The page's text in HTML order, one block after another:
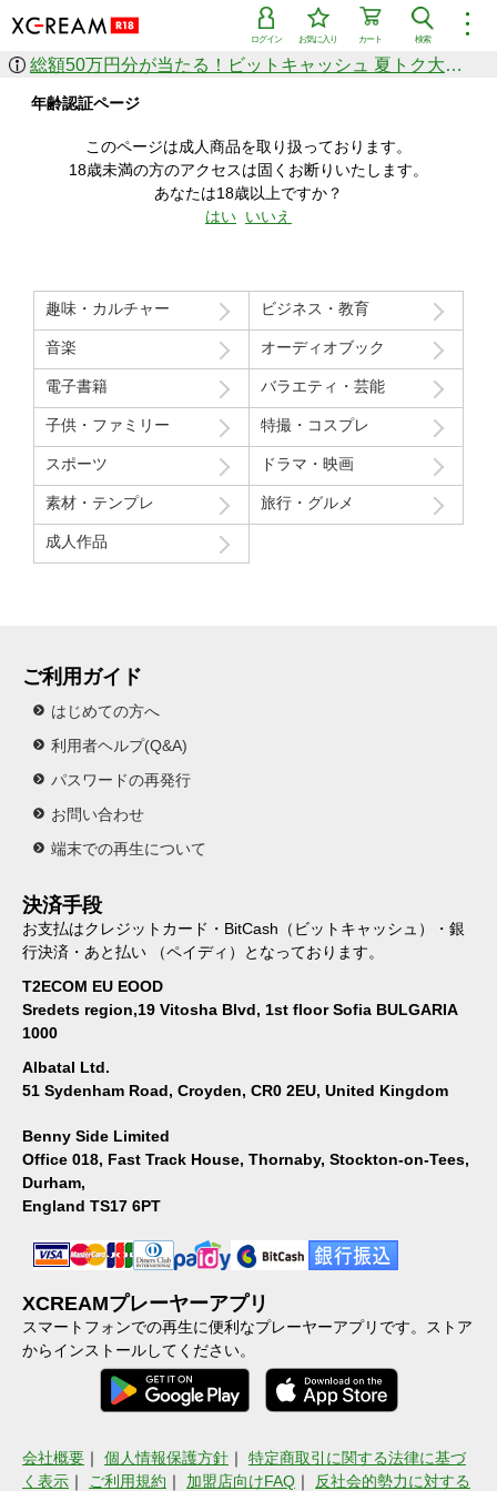
︙
検索
カート
お気に入り
ログイン
作品を探す
ジャンル
シリーズ
人気のセール中商品
新着セール中商品
すべての作品から探す
価格の安い順
価格の高い順
月間ランキング
年間ランキング
総額50万円分が当たる！ビットキャッシュ 夏トク大感謝祭
年齢認証ページ
このページは成人商品を取り扱っております。
18歳未満の方のアクセスは固くお断りいたします。
あなたは18歳以上ですか？
はい いいえ
趣味・カルチャー ビジネス・教育
音楽 オーディオブック
電子書籍 バラエティ・芸能
子供・ファミリー 特撮・コスプレ
スポーツ ドラマ・映画
素材・テンプレ 旅行・グルメ
成人作品
ご利用ガイド
はじめての方へ
利用者ヘルプ(Q&A)
パスワードの再発行
お問い合わせ
端末での再生について
決済手段
お支払はクレジットカード・BitCash（ビットキャッシュ）・銀
行決済・あと払い （ペイディ）となっております。
T2ECOM EU EOOD
Sredets region,19 Vitosha Blvd, 1st floor Sofia BULGARIA
1000
Albatal Ltd.
51 Sydenham Road, Croyden, CR0 2EU, United Kingdom
Benny Side Limited
Office 018, Fast Track House, Thornaby, Stockton-on-Tees,
Durham,
England TS17 6PT
XCREAMプレーヤーアプリ
スマートフォンでの再生に便利なプレーヤーアプリです。ストア
からインストールしてください。
会社概要 ｜ 個人情報保護方針 ｜ 特定商取引に関する法律に基づ
く表示 ｜ ご利用規約 ｜ 加盟店向けFAQ ｜ 反社会的勢力に対する